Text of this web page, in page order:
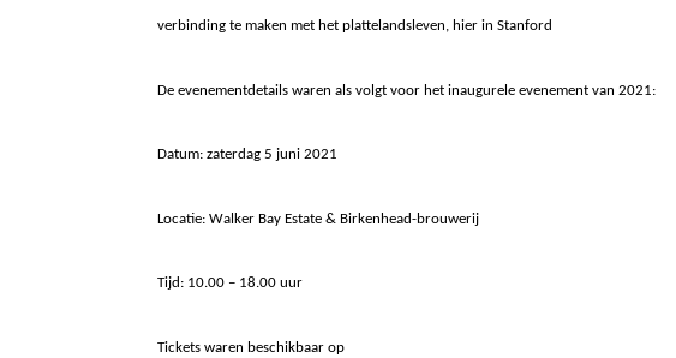
verbinding te maken met het plattelandsleven, hier in Stanford
De evenementdetails waren als volgt voor het inaugurele evenement van 2021:
Datum: zaterdag 5 juni 2021
Locatie: Walker Bay Estate & Birkenhead-brouwerij
Tijd: 10.00 – 18.00 uur
Tickets waren beschikbaar op